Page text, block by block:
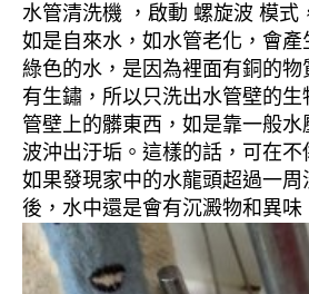
水管清洗機 ，啟動 螺旋波 模式
如是自來水，如水管老化，會
綠色的水，是因為裡面有銅的
有生鏽，所以只洗出水管壁的生
管壁上的髒東西，如是靠一般
波沖出汙垢。這樣的話，可在
如果發現家中的水龍頭超過一
後，水中還是會有沉澱物和異